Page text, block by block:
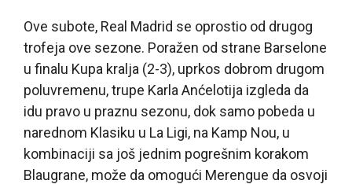
Ove subote, Real Madrid se oprostio od drugog
trofeja ove sezone. Poražen od strane Barselone
u finalu Kupa kralja (2-3), uprkos dobrom drugom
poluvremenu, trupe Karla Anćelotija izgleda da
idu pravo u praznu sezonu, dok samo pobeda u
narednom Klasiku u La Ligi, na Kamp Nou, u
kombinaciji sa još jednim pogrešnim korakom
Blaugrane, može da omogući Merengue da osvoji